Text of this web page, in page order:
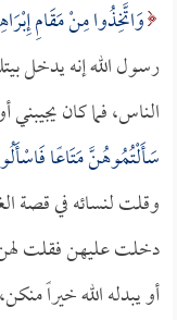
وَاتَّخِذُوا مِنْ مَقَامِ
رسول الله إنه يدخل
الناس، فما كان
سَأَلْتُمُوهُنَّ مَتَاعًا
وقلت لنسائه في قصة
دخلت عليهن فقلت
أو يبدله الله خيراً